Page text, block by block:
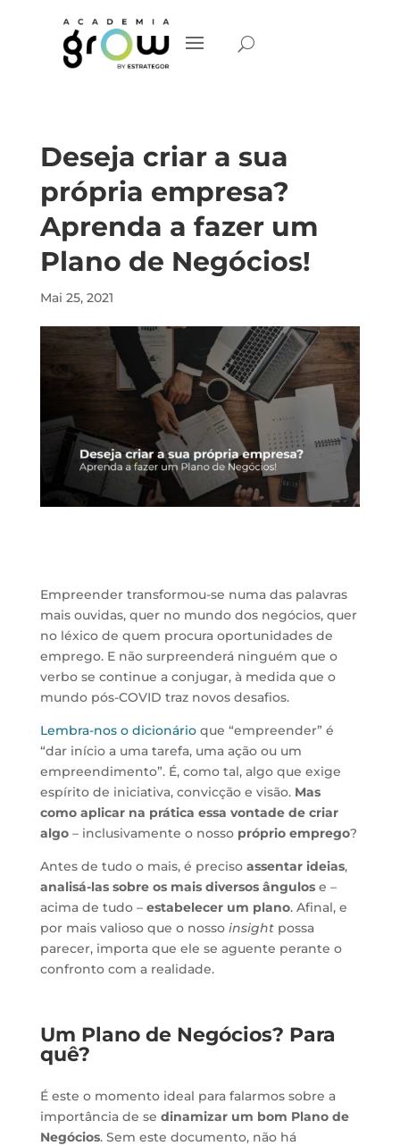
Deseja criar a sua
própria empresa?
Aprenda a fazer um
Plano de Negócios!
Mai 25, 2021
Empreender transformou-se numa das palavras
mais ouvidas, quer no mundo dos negócios, quer
no léxico de quem procura oportunidades de
emprego. E não surpreenderá ninguém que o
verbo se continue a conjugar, à medida que o
mundo pós-COVID traz novos desafios.
Lembra-nos o dicionárioque “empreender” é
“dar início a uma tarefa, uma ação ou um
empreendimento”. É, como tal, algo que exige
espírito de iniciativa, convicção e visão. Mas
como aplicar na prática essa vontade de criar
algo – inclusivamente o nossopróprio emprego?
Antes de tudo o mais, é preciso assentar ideias,
analisá-las sobre os mais diversos ângulose –
acima de tudo – estabelecer um plano. Afinal, e
por mais valioso que o nosso insightpossa
parecer, importa que ele se aguente perante o
confronto com a realidade.
Um Plano de Negócios? Para
quê?
É este o momento ideal para falarmos sobre a
importância de se dinamizar um bom Plano de
Negócios. Sem este documento, não há